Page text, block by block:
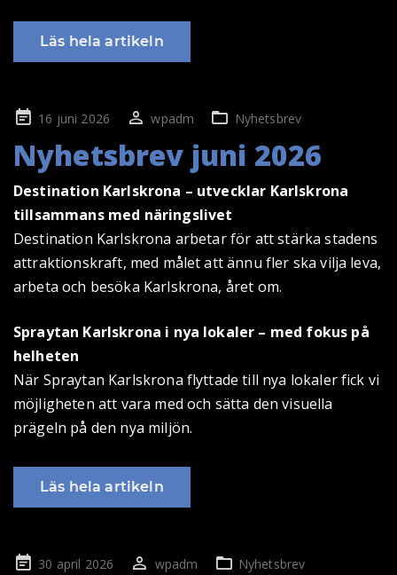
Läs hela artikeln
Publicerad
16 juni 2026 wpadm Nyhetsbrev
Nyhetsbrev juni 2026
Destination Karlskrona – utvecklar Karlskrona
tillsammans med näringslivet
Destination Karlskrona arbetar för att stärka stadens
attraktionskraft, med målet att ännu fler ska vilja leva,
arbeta och besöka Karlskrona, året om.
Spraytan Karlskrona i nya lokaler – med fokus på
helheten
När Spraytan Karlskrona flyttade till nya lokaler fick vi
möjligheten att vara med och sätta den visuella
prägeln på den nya miljön.
Läs hela artikeln
Publicerad
30 april 2026 wpadm Nyhetsbrev